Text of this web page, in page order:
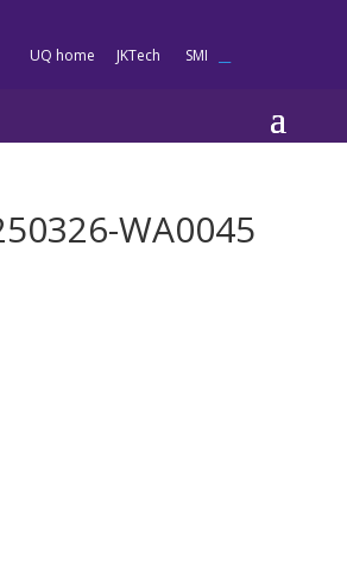
UQ home JKTech SMI
WA0045